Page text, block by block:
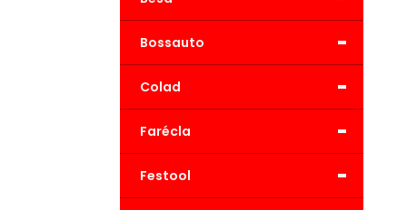
-
Bossauto
-
Colad
-
Farécla
-
Festool